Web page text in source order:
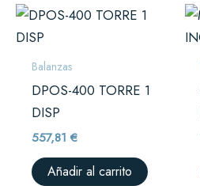
Balanzas
DPOS-400 TORRE 1
DISP
557,81€
Añadir al carrito